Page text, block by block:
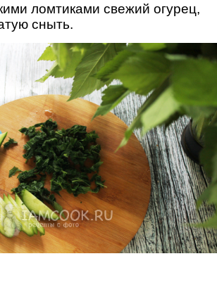
ломтиками свежий огурец,
сныть.